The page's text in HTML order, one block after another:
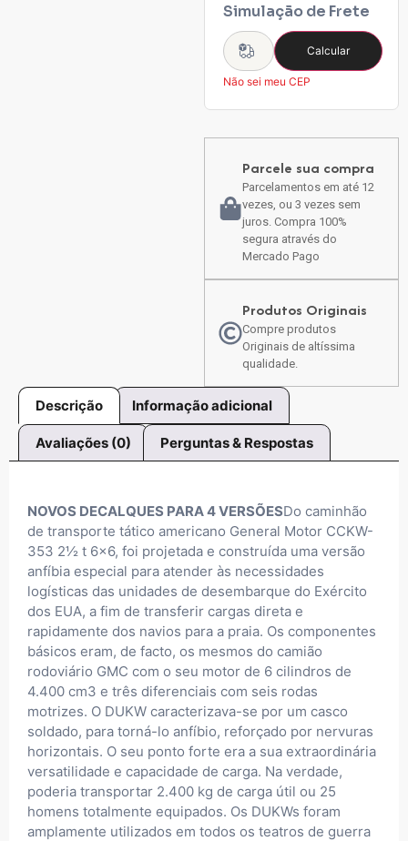
Simulação de Frete
Calcular
Não sei meu CEP
Parcele sua compra
Parcelamentos em até 12
vezes, ou 3 vezes sem
juros. Compra 100%
segura através do
Mercado Pago
Produtos Originais
Compre produtos
Originais de altíssima
qualidade.
Descrição Informação adicional
Avaliações (0) Perguntas & Respostas
NOVOS DECALQUES PARA 4 VERSÕESDo caminhão
de transporte tático americano General Motor CCKW-
353 2½ t 6×6, foi projetada e construída uma versão
anfíbia especial para atender às necessidades
logísticas das unidades de desembarque do Exército
dos EUA, a fim de transferir cargas direta e
rapidamente dos navios para a praia. Os componentes
básicos eram, de facto, os mesmos do camião
rodoviário GMC com o seu motor de 6 cilindros de
4.400 cm3 e três diferenciais com seis rodas
motrizes. O DUKW caracterizava-se por um casco
soldado, para torná-lo anfíbio, reforçado por nervuras
horizontais. O seu ponto forte era a sua extraordinária
versatilidade e capacidade de carga. Na verdade,
poderia transportar 2.400 kg de carga útil ou 25
homens totalmente equipados. Os DUKWs foram
amplamente utilizados em todos os teatros de guerra